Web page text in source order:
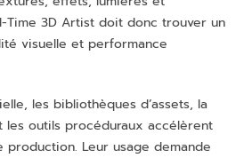
Time 3D Artist doit donc trouver un
visuelle et performance
les bibliothèques d’assets, la
les outils procéduraux accélèrent
Leur usage demande